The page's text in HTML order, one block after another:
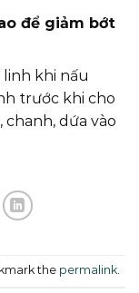
để giảm bớt
khi nấu
trước khi cho
dứa vào
the permalink.